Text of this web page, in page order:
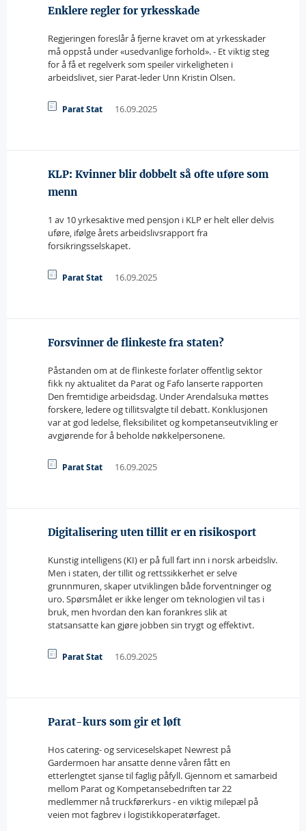
Enklere regler for yrkesskade
Regjeringen foreslår å fjerne kravet om at yrkesskader
må oppstå under «usedvanlige forhold». - Et viktig steg
for å få et regelverk som speiler virkeligheten i
arbeidslivet, sier Parat-leder Unn Kristin Olsen.
Parat Stat 16.09.2025
KLP: Kvinner blir dobbelt så ofte uføre som
menn
1 av 10 yrkesaktive med pensjon i KLP er helt eller delvis
uføre, ifølge årets arbeidslivsrapport fra
forsikringsselskapet.
Parat Stat 16.09.2025
Forsvinner de flinkeste fra staten?
Påstanden om at de flinkeste forlater offentlig sektor
fikk ny aktualitet da Parat og Fafo lanserte rapporten
Den fremtidige arbeidsdag. Under Arendalsuka møttes
forskere, ledere og tillitsvalgte til debatt. Konklusjonen
var at god ledelse, fleksibilitet og kompetanseutvikling er
avgjørende for å beholde nøkkelpersonene.
Parat Stat 16.09.2025
Digitalisering uten tillit er en risikosport
Kunstig intelligens (KI) er på full fart inn i norsk arbeidsliv.
Men i staten, der tillit og rettssikkerhet er selve
grunnmuren, skaper utviklingen både forventninger og
uro. Spørsmålet er ikke lenger om teknologien vil tas i
bruk, men hvordan den kan forankres slik at
statsansatte kan gjøre jobben sin trygt og effektivt.
Parat Stat 16.09.2025
Parat-kurs som gir et løft
Hos catering- og serviceselskapet Newrest på
Gardermoen har ansatte denne våren fått en
etterlengtet sjanse til faglig påfyll. Gjennom et samarbeid
mellom Parat og Kompetansebedriften tar 22
medlemmer nå truckførerkurs - en viktig milepæl på
veien mot fagbrev i logistikkoperatørfaget.